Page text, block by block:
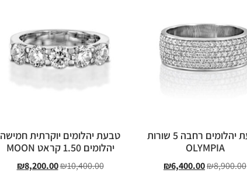
טבעת יהלומים רחבה 5 שורות
OLYMPIA
₪8,900.00
₪6,400.00
טבעת יהלומים יוקרתית חמישה
יהלומים 1.50 קראט MOON
₪10,400.00
₪8,200.00